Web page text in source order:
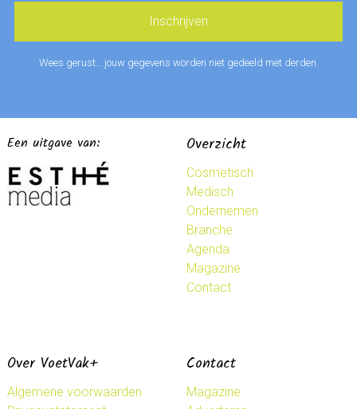
Wees gerust… jouw gegevens worden niet gedeeld met derden.
Een uitgave van: Overzicht
Cosmetisch
Medisch
Ondernemen
Branche
Agenda
Magazine
Contact
Over VoetVak+
Algemene voorwaarden
Contact
Magazine